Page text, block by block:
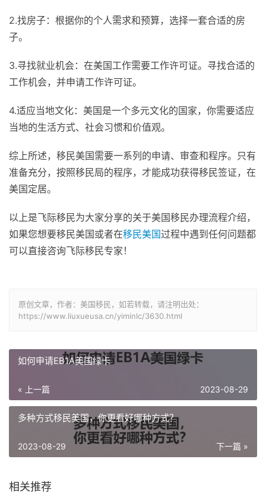
2.找房子：根据你的个人需求和预算，选择一套合适的房
子。
3.寻找就业机会：在美国工作需要工作许可证。寻找合适的
工作机会，并申请工作许可证。
4.适应当地文化：美国是一个多元文化的国家，你需要适应
当地的生活方式、社会习惯和价值观。
综上所述，移民美国需要一系列的申请、审查和程序。只有
准备充分，按照移民局的程序，才能成功获得移民签证，在
美国定居。
以上是飞际移民为大家分享的关于美国移民办理流程介绍，
如果您想要移民美国或者在移民美国过程中遇到任何问题都
可以直接咨询飞际移民专家！
原创文章，作者：美国移民，如若转载，请注明出处：
https://www.liuxueusa.cn/yiminlc/3630.html
如何申请EB1A美国绿卡
« 上一篇 2023-08-29
多种方式移民美国，你更看好哪种方式？
下一篇 »
2023-08-29
相关推荐